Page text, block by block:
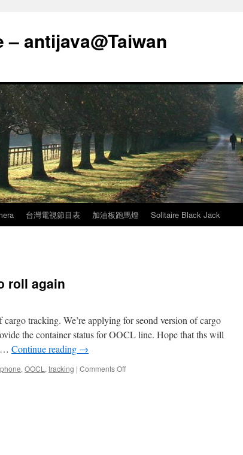
antijava@Taiwan
台灣電視節目表 加油板跑馬燈 Solitaire Black Jack
roll again
tracking. We’re applying for seond version of cargo
the container status for OOCL line. Hope that ths will
… Continue reading →
, OOCL , tracking | Comments Offon